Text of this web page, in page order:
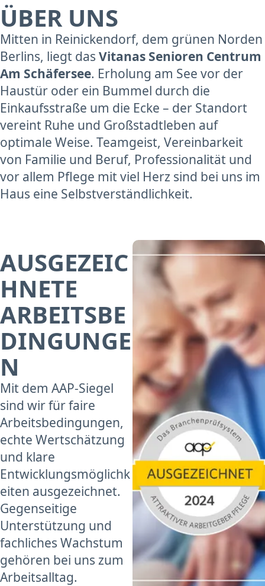
ÜBER UNS
Mitten in Reinickendorf, dem grünen Norden
Berlins, liegt das Vitanas Senioren Centrum
Am Schäfersee. Erholung am See vor der
Haustür oder ein Bummel durch die
Einkaufsstraße um die Ecke – der Standort
vereint Ruhe und Großstadtleben auf
optimale Weise. Teamgeist, Vereinbarkeit
von Familie und Beruf, Professionalität und
vor allem Pflege mit viel Herz sind bei uns im
Haus eine Selbstverständlichkeit.
AUSGEZEIC
HNETE
ARBEITSBE
DINGUNGE
N
Mit dem AAP-Siegel
sind wir für faire
Arbeitsbedingungen,
echte Wertschätzung
und klare
Entwicklungsmöglichk
eiten ausgezeichnet.
Gegenseitige
Unterstützung und
fachliches Wachstum
gehören bei uns zum
Arbeitsalltag.